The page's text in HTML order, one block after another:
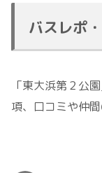
バスレポ
「東大浜第２公
項、口コミや仲